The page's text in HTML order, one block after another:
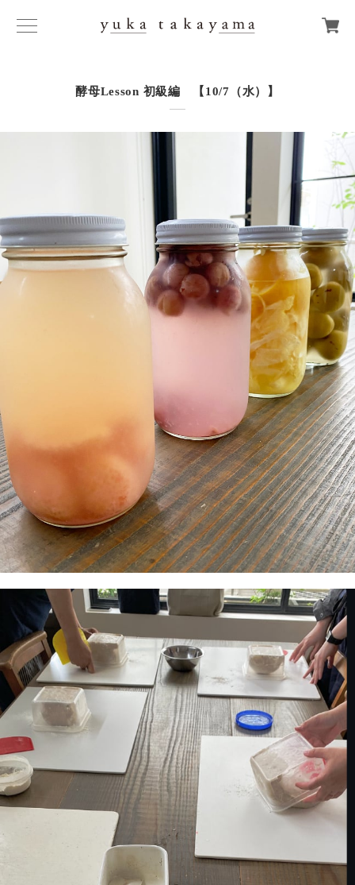
酵母Lesson 初級編 【10/7（水）】